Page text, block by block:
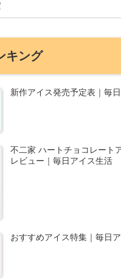
キング
新作アイス発売予定表｜毎
不二家 ハートチョコレート
レビュー｜毎日アイス生活
おすすめアイス特集｜毎日